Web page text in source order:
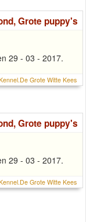
Grote puppy's
29 - 03 - 2017.
Grote Witte Kees
Grote puppy's
29 - 03 - 2017.
Grote Witte Kees